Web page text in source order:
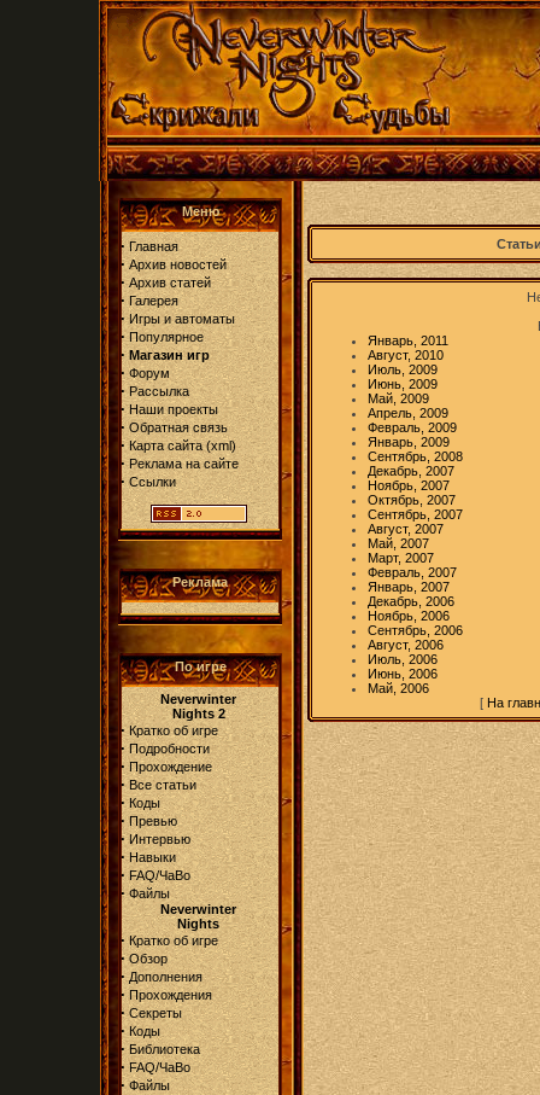
Меню
· Главная
· Архив новостей
· Архив статей
· Галерея
· Игры и автоматы
· Популярное
· Магазин игр
· Форум
· Рассылка
· Наши проекты
· Обратная связь
· Карта сайта(xml)
· Реклама на сайте
· Ссылки
Реклама
По игре
Neverwinter
Nights 2
· Кратко об игре
· Подробности
· Прохождение
· Все статьи
· Коды
· Превью
· Интервью
· Навыки
· FAQ/ЧаВо
· Файлы
Neverwinter
Nights
· Кратко об игре
· Обзор
· Дополнения
· Прохождения
· Секреты
· Коды
· Библиотека
· FAQ/ЧаВо
· Файлы
Январь, 2011
Август, 2010
Июль, 2009
Июнь, 2009
Май, 2009
Апрель, 2009
Февраль, 2009
Январь, 2009
Сентябрь, 2008
Декабрь, 2007
Ноябрь, 2007
Октябрь, 2007
Сентябрь, 2007
Август, 2007
Май, 2007
Март, 2007
Февраль, 2007
Январь, 2007
Декабрь, 2006
Ноябрь, 2006
Сентябрь, 2006
Август, 2006
Июль, 2006
Июнь, 2006
Май, 2006
[ На